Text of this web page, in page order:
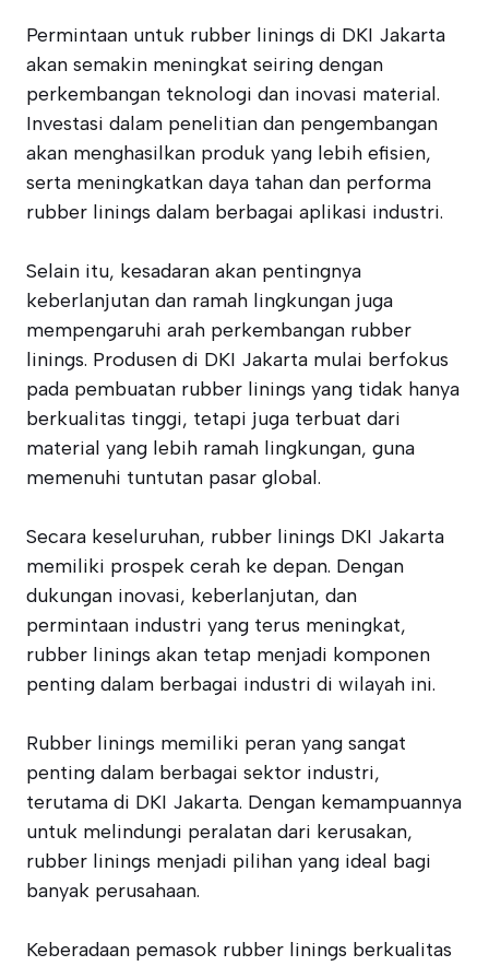
Permintaan untuk rubber linings di DKI Jakarta
akan semakin meningkat seiring dengan
perkembangan teknologi dan inovasi material.
Investasi dalam penelitian dan pengembangan
akan menghasilkan produk yang lebih efisien,
serta meningkatkan daya tahan dan performa
rubber linings dalam berbagai aplikasi industri.
Selain itu, kesadaran akan pentingnya
keberlanjutan dan ramah lingkungan juga
mempengaruhi arah perkembangan rubber
linings. Produsen di DKI Jakarta mulai berfokus
pada pembuatan rubber linings yang tidak hanya
berkualitas tinggi, tetapi juga terbuat dari
material yang lebih ramah lingkungan, guna
memenuhi tuntutan pasar global.
Secara keseluruhan, rubber linings DKI Jakarta
memiliki prospek cerah ke depan. Dengan
dukungan inovasi, keberlanjutan, dan
permintaan industri yang terus meningkat,
rubber linings akan tetap menjadi komponen
penting dalam berbagai industri di wilayah ini.
Rubber linings memiliki peran yang sangat
penting dalam berbagai sektor industri,
terutama di DKI Jakarta. Dengan kemampuannya
untuk melindungi peralatan dari kerusakan,
rubber linings menjadi pilihan yang ideal bagi
banyak perusahaan.
Keberadaan pemasok rubber linings berkualitas